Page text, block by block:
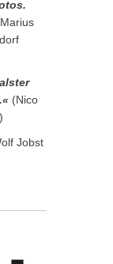
(Nico
Jobst